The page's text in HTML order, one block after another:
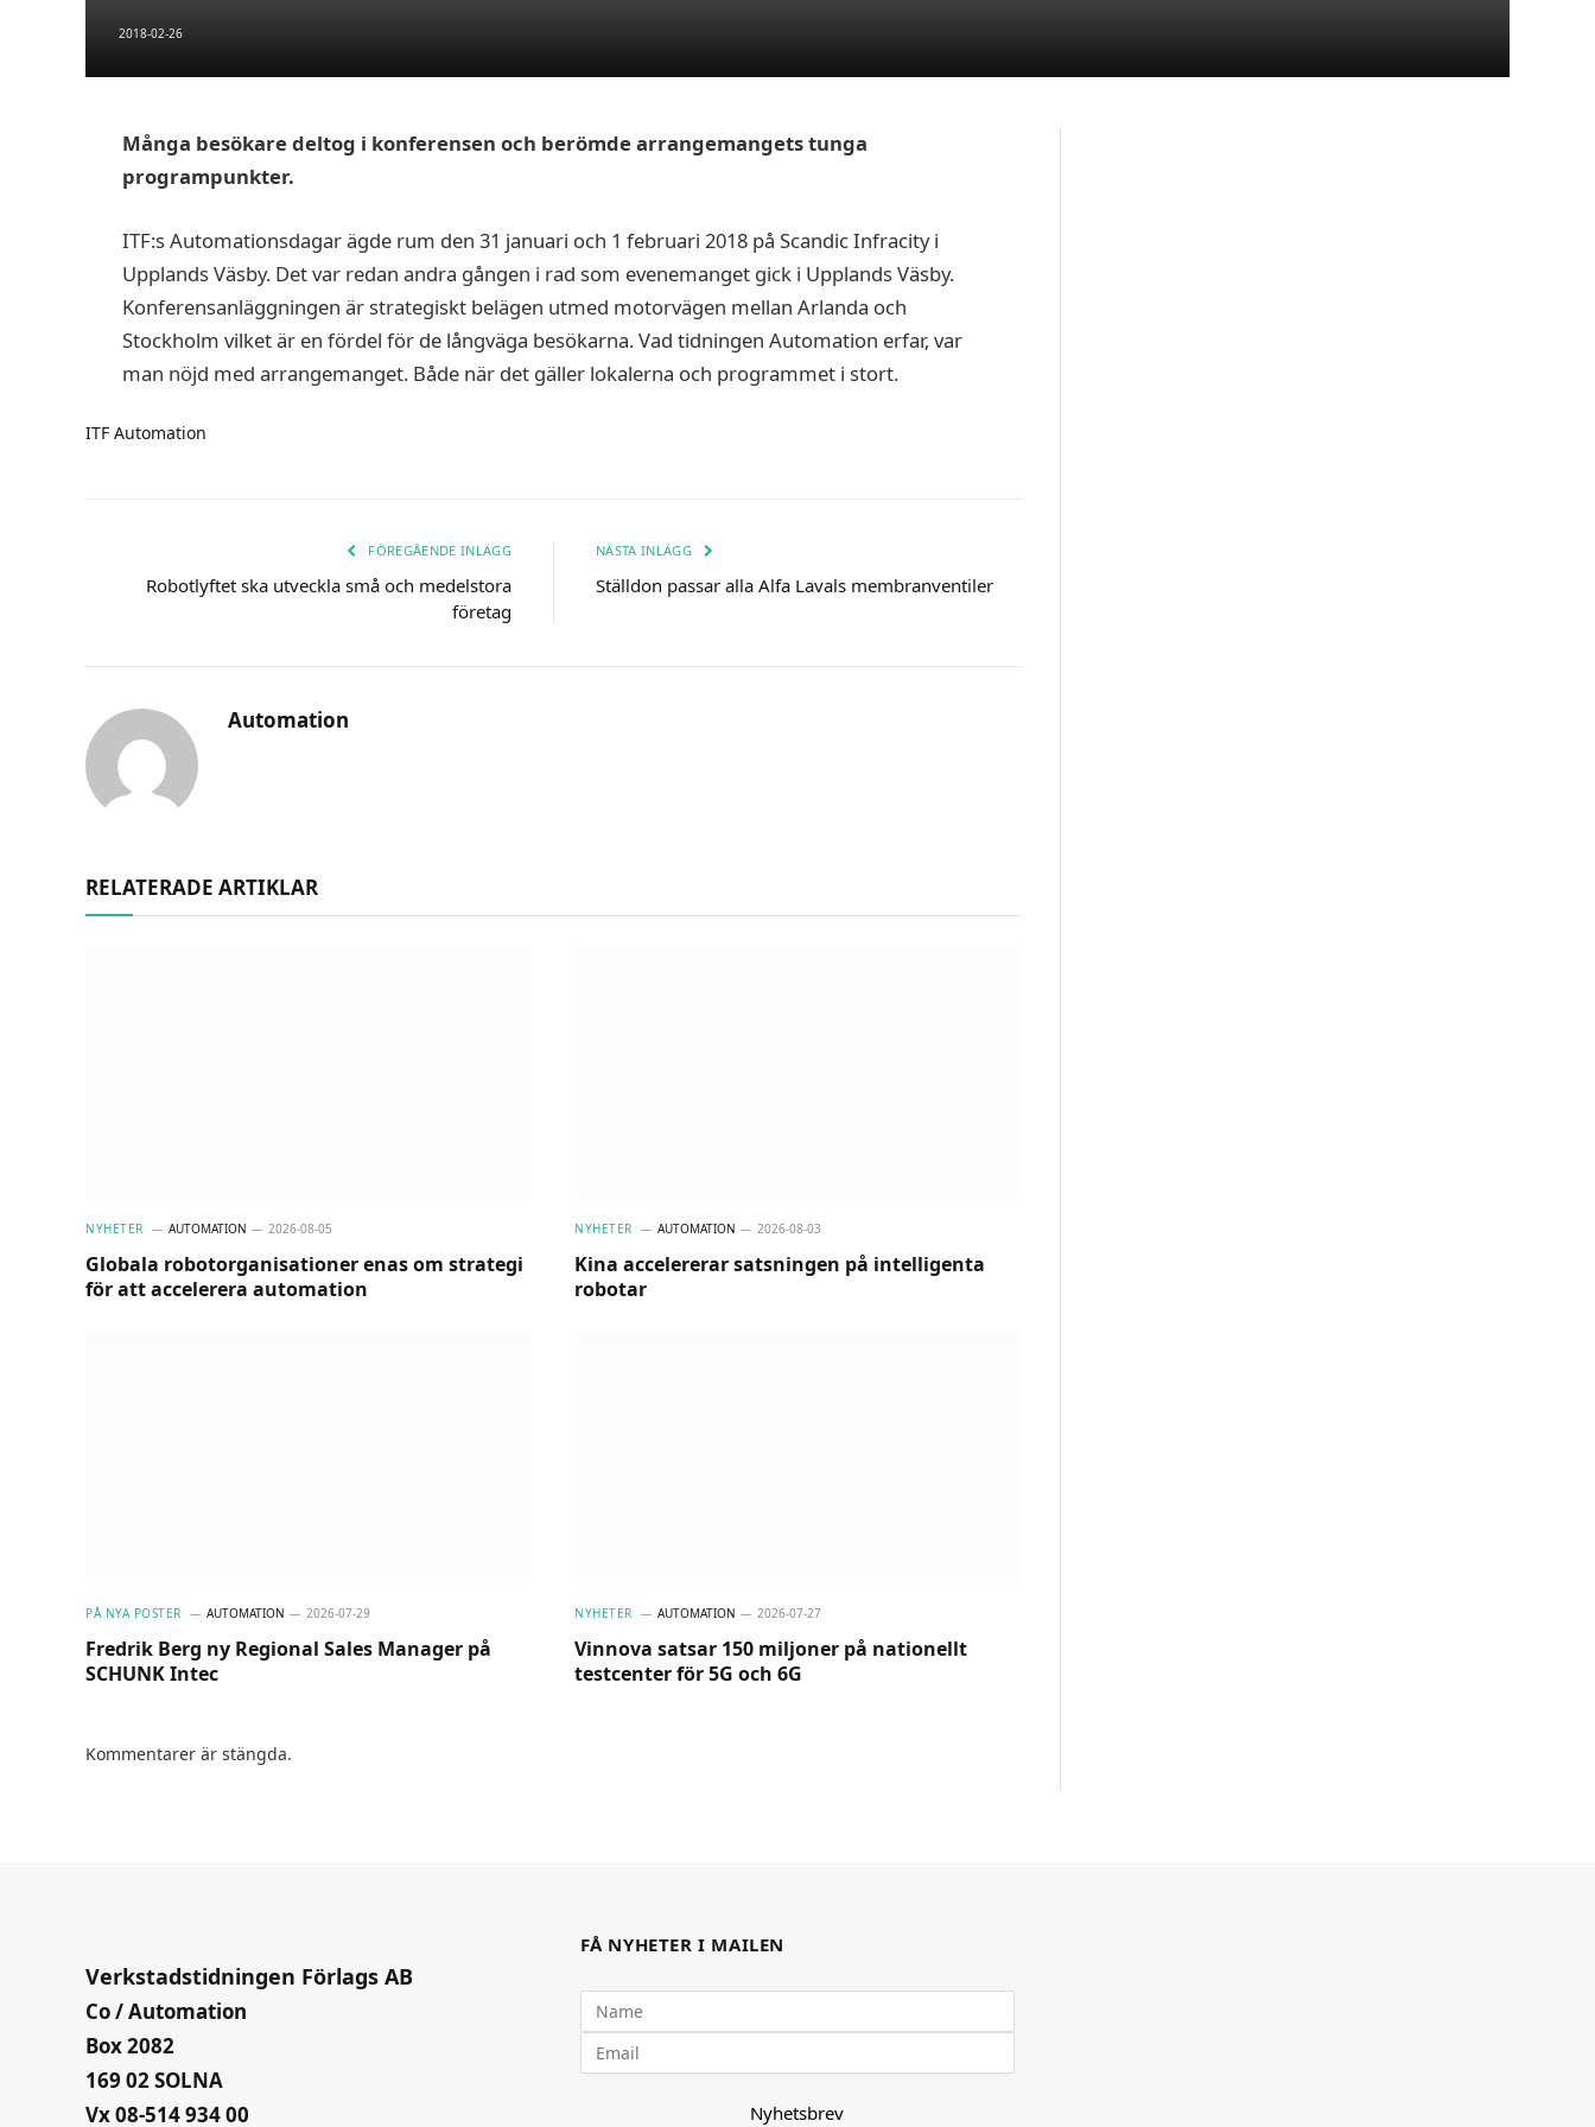
2018-02-26
Många besökare deltog i konferensen och berömde arrangemangets tunga
programpunkter.
ITF:s Automationsdagar ägde rum den 31 januari och 1 februari 2018 på Scandic Infracity i
Upplands Väsby. Det var redan andra gången i rad som evenemanget gick i Upplands Väsby.
Konferensanläggningen är strategiskt belägen utmed motorvägen mellan Arlanda och
Stockholm vilket är en fördel för de långväga besökarna. Vad tidningen Automation erfar, var
man nöjd med arrangemanget. Både när det gäller lokalerna och programmet i stort.
ITF Automation
FÖREGÅENDE INLÄGG
Robotlyftet ska utveckla små och medelstora
företag
NÄSTA INLÄGG
Ställdon passar alla Alfa Lavals membranventiler
Automation
RELATERADE ARTIKLAR
NYHETER AUTOMATION 2026-08-05
Globala robotorganisationer enas om strategi
för att accelerera automation
NYHETER AUTOMATION 2026-08-03
Kina accelererar satsningen på intelligenta
robotar
PÅ NYA POSTER AUTOMATION 2026-07-29
Fredrik Berg ny Regional Sales Manager på
SCHUNK Intec
NYHETER AUTOMATION 2026-07-27
Vinnova satsar 150 miljoner på nationellt
testcenter för 5G och 6G
Kommentarer är stängda.
Verkstadstidningen Förlags AB
Co / Automation
Box 2082
169 02 SOLNA
Vx 08-514 934 00
FÅ NYHETER I MAILEN
Nyhetsbrev